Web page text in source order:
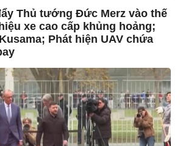
Thủ tướng Đức Merz vào thế
xe cao cấp khủng hoảng;
Phát hiện UAV chứa